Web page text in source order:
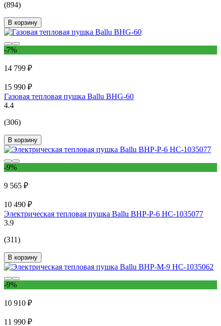
(894)
В корзину
-7%
14 799 ₽
15 990 ₽
Газовая тепловая пушка Ballu BHG-60
4.4
(306)
В корзину
-9%
9 565 ₽
10 490 ₽
Электрическая тепловая пушка Ballu BHP-P-6 НС-1035077
3.9
(311)
В корзину
-9%
10 910 ₽
11 990 ₽